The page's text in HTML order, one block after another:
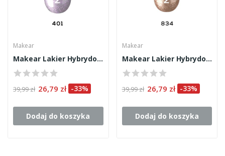
Makear
Makear Lakier Hybrydowy 401 8ml
39,99 zł 26,79 zł -33%
Dodaj do koszyka
Makear
Makear Lakier Hybrydowy 834 8ml
39,99 zł 26,79 zł -33%
Dodaj do koszyka